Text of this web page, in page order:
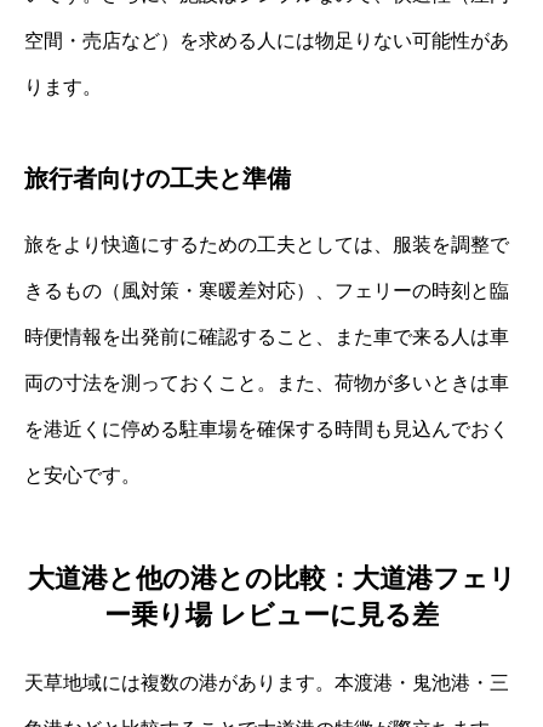
空間・売店など）を求める人には物足りない可能性があ
ります。
旅行者向けの工夫と準備
旅をより快適にするための工夫としては、服装を調整で
きるもの（風対策・寒暖差対応）、フェリーの時刻と臨
時便情報を出発前に確認すること、また車で来る人は車
両の寸法を測っておくこと。また、荷物が多いときは車
を港近くに停める駐車場を確保する時間も見込んでおく
と安心です。
大道港と他の港との比較：大道港フェリ
ー乗り場 レビューに見る差
天草地域には複数の港があります。本渡港・鬼池港・三